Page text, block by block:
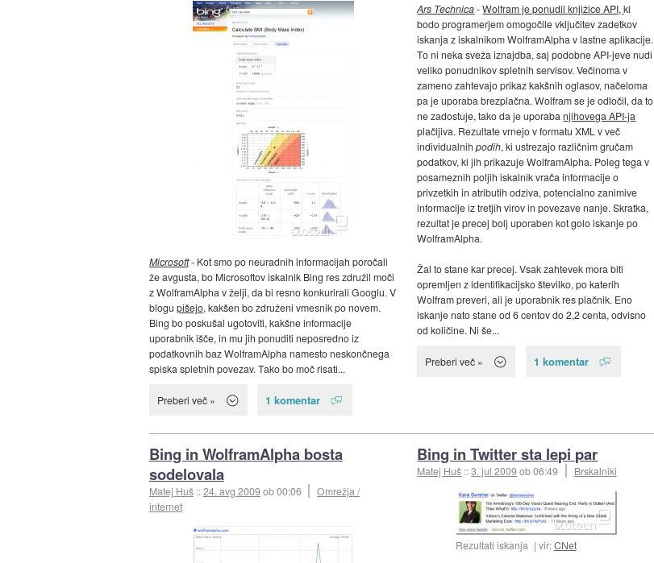
Microsoft- Kot smo po neuradnih informacijah poročali
že avgusta, bo Microsoftov iskalnik Bing res združil moči
z WolframAlpha v želji, da bi resno konkurirali Googlu. V
blogu pišejo, kakšen bo združeni vmesnik po novem.
Bing bo poskušal ugotoviti, kakšne informacije
uporabnik išče, in mu jih ponuditi neposredno iz
podatkovnih baz WolframAlpha namesto neskončnega
spiska spletnih povezav. Tako bo moč risati...
Preberi več » 1 komentar
Ars Technica-Wolfram je ponudil knjižice API,ki
bodo programerjem omogočile vključitev zadetkov
iskanja z iskalnikom WolframAlpha v lastne aplikacije.
To ni neka sveža iznajdba, saj podobne API-jeve nudi
veliko ponudnikov spletnih servisov. Večinoma v
zameno zahtevajo prikaz kakšnih oglasov, načeloma
pa je uporaba brezplačna. Wolfram se je odločil, da to
ne zadostuje, tako da je uporabanjihovega API-ja
plačljiva. Rezultate vrnejo v formatu XML v več
individualnihpodih, ki ustrezajo različnim gručam
podatkov, ki jih prikazuje WolframAlpha. Poleg tega v
posameznih poljih iskalnik vrača informacije o
privzetkih in atributih odziva, potencialno zanimive
informacije iz tretjih virov in povezave nanje. Skratka,
rezultat je precej bolj uporaben kot golo iskanje po
WolframAlpha.
Žal to stane kar precej. Vsak zahtevek mora biti
opremljen z identifikacijsko številko, po katerih
Wolfram preveri, ali je uporabnik res plačnik. Eno
iskanje nato stane od 6 centov do 2,2 centa, odvisno
od količine. Ni še...
Preberi več » 1 komentar
Bing in WolframAlpha bosta
sodelovala
Matej Huš ::24. avg 2009ob 00:06
Omrežja /
internet
Bing in Twitter sta lepi par
Matej Huš ::3. jul 2009ob 06:49 Brskalniki
Rezultati iskanja vir:CNet